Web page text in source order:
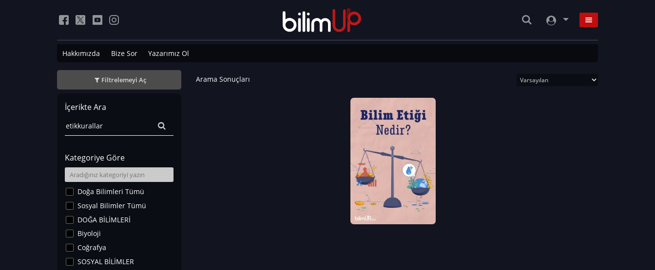
Hakkımızda Bize Sor Yazarımız Ol
Filtrelemeyi Aç
İçerikte Ara
Kategoriye Göre
Doğa Bilimleri Tümü
Sosyal Bilimler Tümü
DOĞA BİLİMLERİ
Biyoloji
Coğrafya
SOSYAL BİLİMLER
Arama Sonuçları